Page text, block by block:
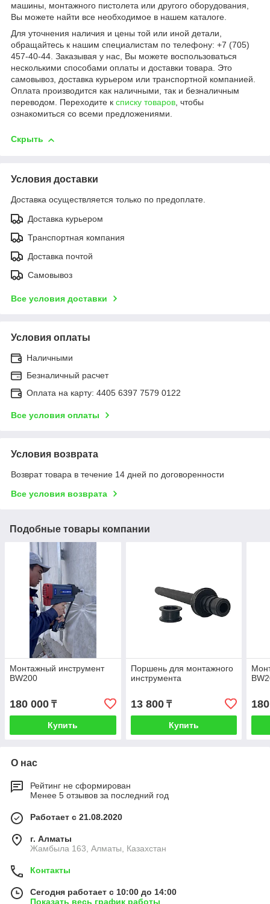
машины, монтажного пистолета или другого оборудования,
Вы можете найти все необходимое в нашем каталоге.
Для уточнения наличия и цены той или иной детали,
обращайтесь к нашим специалистам по телефону: +7 (705)
457-40-44. Заказывая у нас, Вы можете воспользоваться
несколькими способами оплаты и доставки товара. Это
самовывоз, доставка курьером или транспортной компанией.
Оплата производится как наличными, так и безналичным
переводом. Переходите к списку товаров, чтобы
ознакомиться со всеми предложениями.
Скрыть
Условия доставки
Доставка осуществляется только по предоплате.
Доставка курьером
Транспортная компания
Доставка почтой
Самовывоз
Все условия доставки
Условия оплаты
Наличными
Безналичный расчет
Оплата на карту: 4405 6397 7579 0122
Все условия оплаты
Условия возврата
Возврат товара в течение 14 дней по договоренности
Все условия возврата
Подобные товары компании
Монтажный инструмент
BW200
180 000 ₸
Купить
Поршень для монтажного
инструмента
13 800₸
Купить
О нас
Рейтинг не сформирован
Менее 5 отзывов за последний год
Работает с 21.08.2020
г. Алматы
Жамбыла 163, Алматы, Казахстан
Контакты
Сегодня работает с 10:00 до 14:00
Показать весь график работы